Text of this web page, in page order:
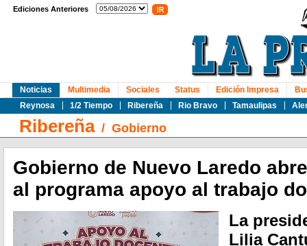
Ediciones Anteriores
Noticias
Reynosa
1/2 Tiempo Ribereña Rio Bravo Tamaulipas
Multimedia Sociales Status Edición Impresa
Ribereña/ Gobierno
Gobierno de Nuevo Laredo
al programa apoyo al trabajo
La
Lilia